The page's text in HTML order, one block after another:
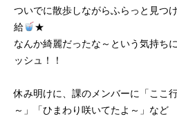
ついでに散歩しながらふらっと見つ
給
★
なんか綺麗だったな～という気持ち
ッシュ！！
休み明けに、課のメンバーに「ここ
～」「ひまわり咲いてたよ～」など